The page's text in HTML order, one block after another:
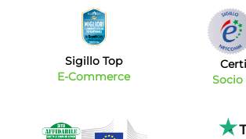
Sigillo Top
E-Commerce